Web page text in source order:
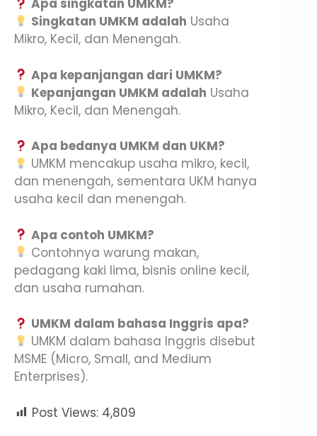
Apa singkatan UMKM?
Singkatan UMKM adalah Usaha
Mikro, Kecil, dan Menengah.
Apa kepanjangan dari UMKM?
Kepanjangan UMKM adalah Usaha
Mikro, Kecil, dan Menengah.
Apa bedanya UMKM dan UKM?
UMKM mencakup usaha mikro, kecil,
dan menengah, sementara UKM hanya
usaha kecil dan menengah.
Apa contoh UMKM?
Contohnya warung makan,
pedagang kaki lima, bisnis online kecil,
dan usaha rumahan.
UMKM dalam bahasa Inggris apa?
UMKM dalam bahasa Inggris disebut
MSME (Micro, Small, and Medium
Enterprises).
Post Views: 4,809